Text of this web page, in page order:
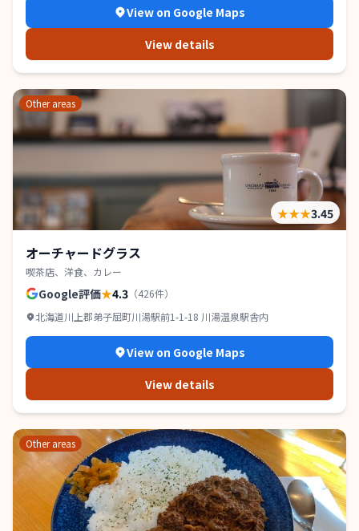
View on Google Maps
View details
Other areas
★★★3.45
オーチャードグラス
喫茶店、洋食、カレー
Google評価★4.3 （426件）
北海道川上郡弟子屈町川湯駅前1-1-18 川湯温泉駅舎内
View on Google Maps
View details
Other areas